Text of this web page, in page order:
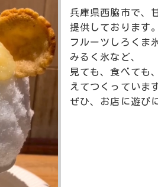
兵庫県西脇市で、
提供しております。
フルーツしろくま
みるく氷など、
見ても、食べても
えてつくっていま
ぜひ、お店に遊び